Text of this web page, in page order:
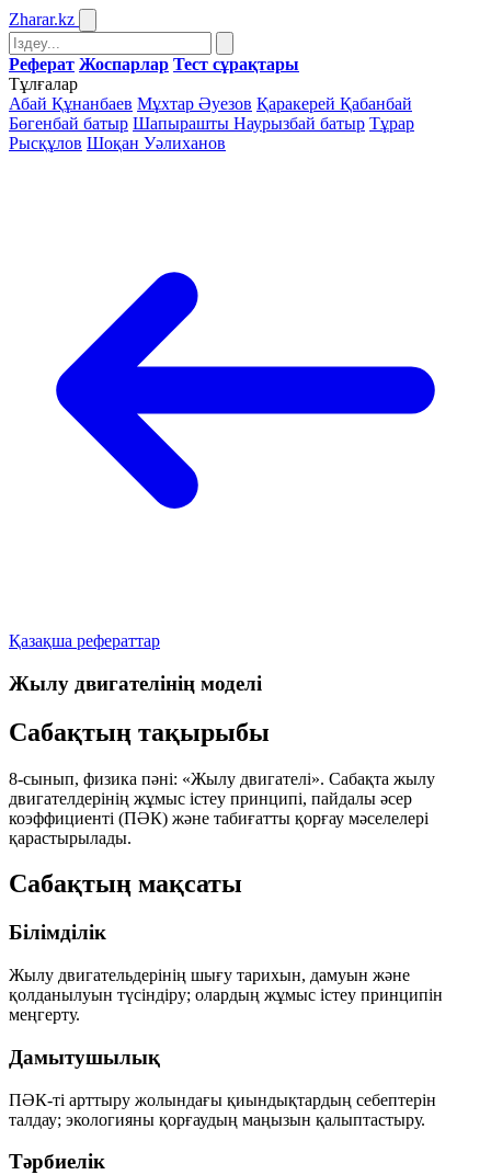
Zharar.kz
Реферат Жоспарлар Тест сұрақтары
Тұлғалар
Абай Құнанбаев Мұхтар Әуезов Қаракерей Қабанбай
Бөгенбай батыр Шапырашты Наурызбай батыр Тұрар
Рысқұлов Шоқан Уәлиханов
Қазақша рефераттар
Жылу двигателінің моделі
Сабақтың тақырыбы
8-сынып, физика пәні: «Жылу двигателі». Сабақта жылу
двигателдерінің жұмыс істеу принципі, пайдалы әсер
коэффициенті (ПӘК) және табиғатты қорғау мәселелері
қарастырылады.
Сабақтың мақсаты
Білімділік
Жылу двигательдерінің шығу тарихын, дамуын және
қолданылуын түсіндіру; олардың жұмыс істеу принципін
меңгерту.
Дамытушылық
ПӘК-ті арттыру жолындағы қиындықтардың себептерін
талдау; экологияны қорғаудың маңызын қалыптастыру.
Тәрбиелік